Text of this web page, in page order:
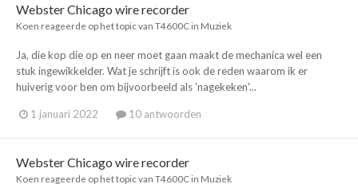
Webster Chicago wire recorder
Koen reageerde op het topic van T4600C in Muziek
Ja, die kop die op en neer moet gaan maakt de mechanica wel een
stuk ingewikkelder. Wat je schrijft is ook de reden waarom ik er
huiverig voor ben om bijvoorbeeld als 'nagekeken'...
1 januari 2022 10 antwoorden
Webster Chicago wire recorder
Koen reageerde op het topic van T4600C in Muziek